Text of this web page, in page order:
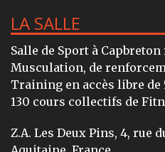
LA SALLE
Salle de Sport à
Musculation, de
Training en accès libre de
130 cours collectifs de
Z.A. Les Deux Pins, 4, rue